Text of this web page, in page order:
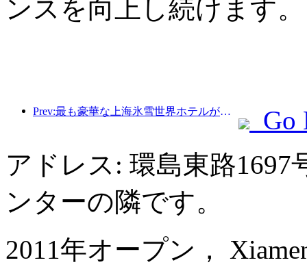
ンスを向上し続けます。
Prev:最も豪華な上海氷雪世界ホテルが誕生
Go
アドレス: 環島東路
ンターの隣です。
2011年オープン，